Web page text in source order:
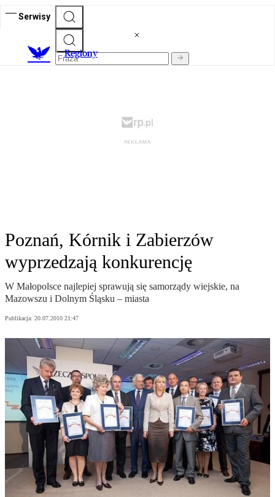
Serwisy
Regiony
Poznań, Kórnik i Zabierzów
wyprzedzają konkurencję
W Małopolsce najlepiej sprawują się samorządy wiejskie, na
Mazowszu i Dolnym Śląsku – miasta
Publikacja: 20.07.2010 21:47